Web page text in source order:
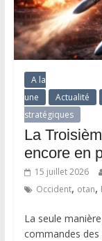
A la
une
Actualité
stratégiques
La
encore en
15 juillet 2026
Occident, otan,
La seule
commandes